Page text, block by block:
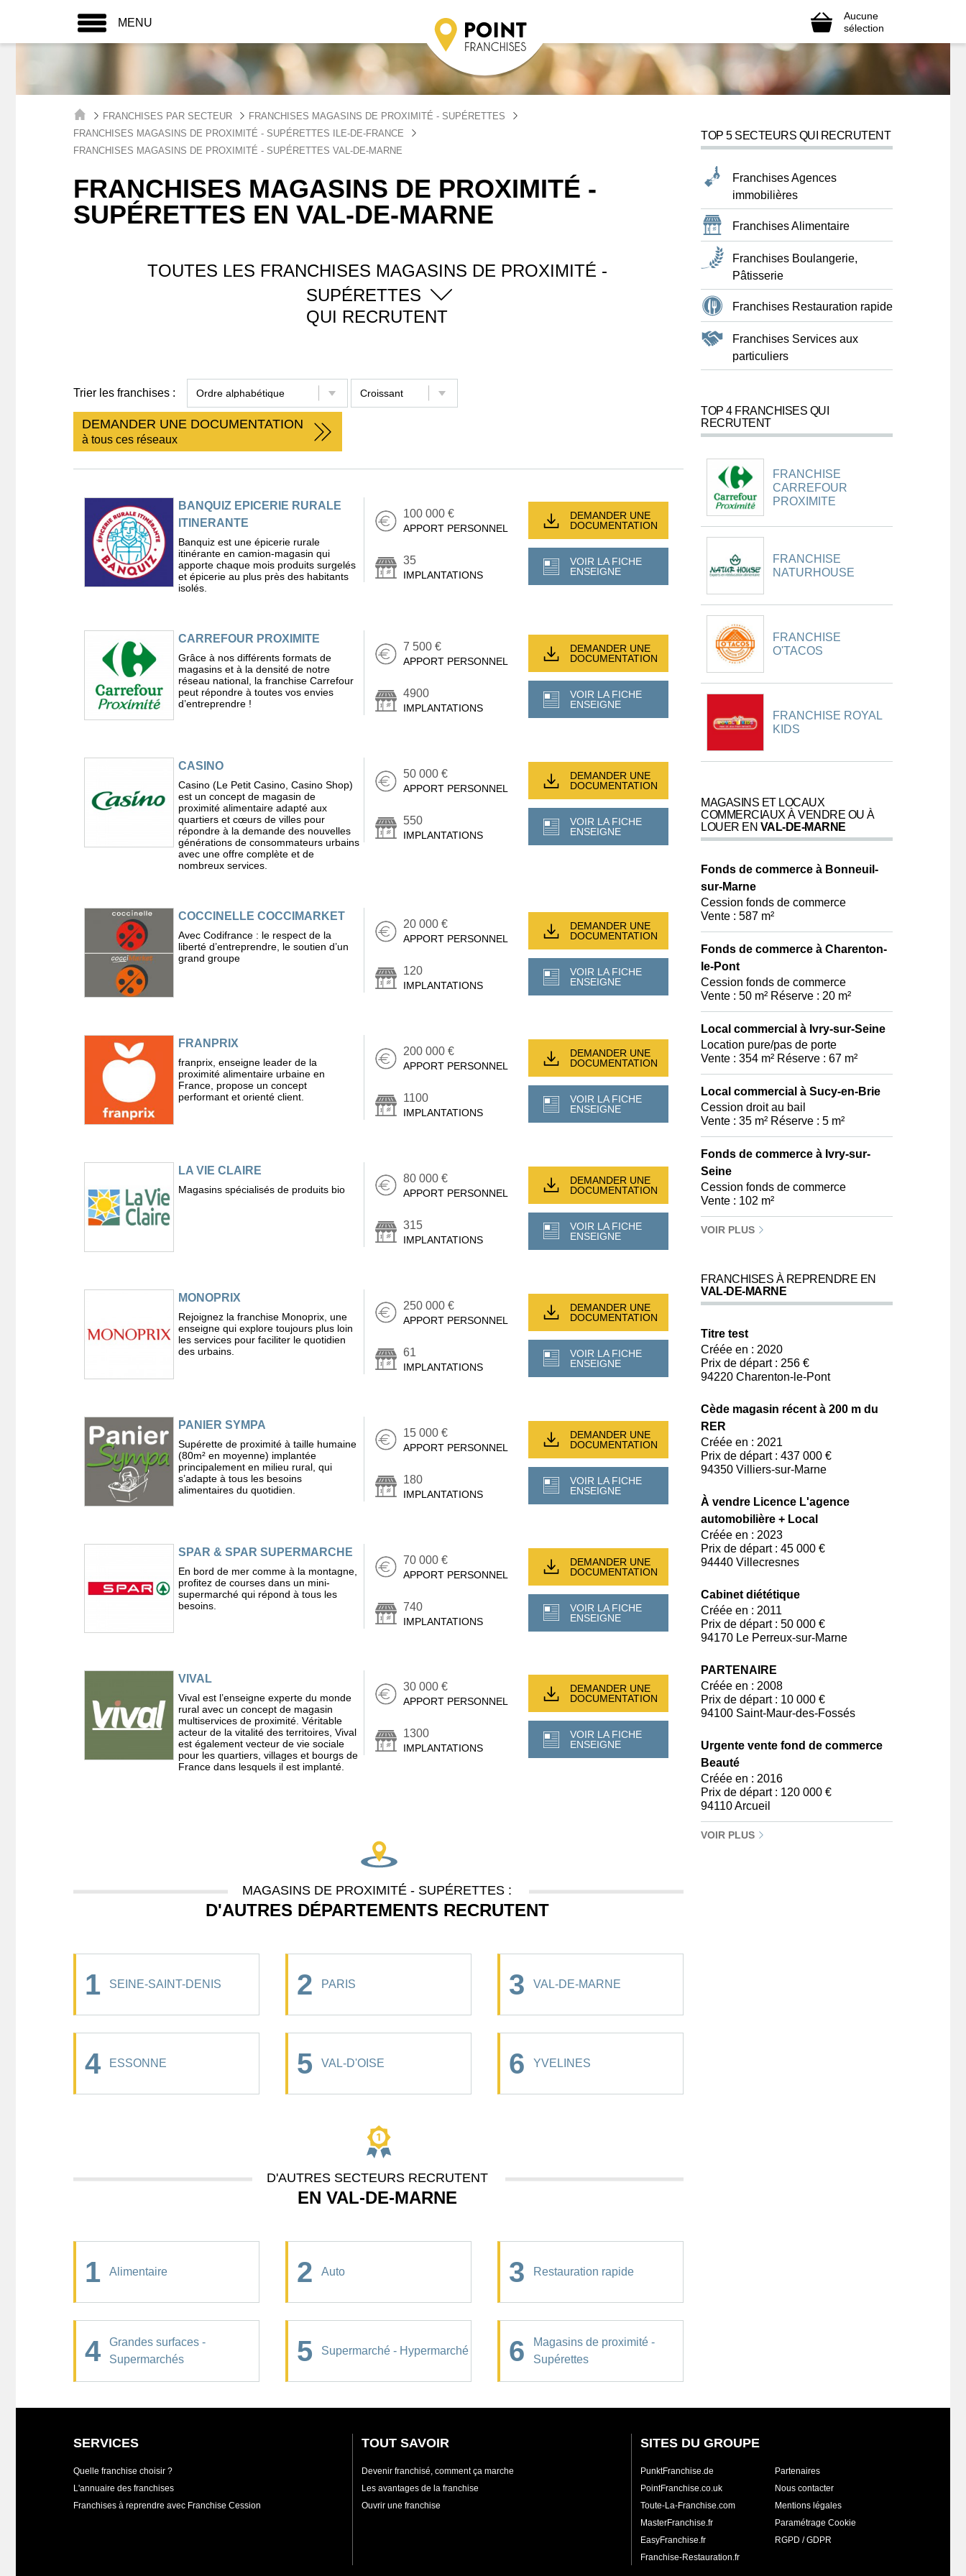
MENU
Aucune
sélection
FRANCHISES PAR SECTEUR
FRANCHISES MAGASINS DE PROXIMITÉ - SUPÉRETTES
FRANCHISES MAGASINS DE PROXIMITÉ - SUPÉRETTES ILE-DE-FRANCE
FRANCHISES MAGASINS DE PROXIMITÉ - SUPÉRETTES VAL-DE-MARNE
FRANCHISES MAGASINS DE PROXIMITÉ -
SUPÉRETTES EN VAL-DE-MARNE
TOUTES LES FRANCHISES MAGASINS DE PROXIMITÉ -
SUPÉRETTES
QUI RECRUTENT
Trier les franchises :
DEMANDER UNE DOCUMENTATION
à tous ces réseaux
BANQUIZ EPICERIE RURALE
ITINERANTE
Banquiz est une épicerie rurale
itinérante en camion-magasin qui
apporte chaque mois produits surgelés
et épicerie au plus près des habitants
isolés.
100 000 €
APPORT PERSONNEL
35
IMPLANTATIONS
DEMANDER UNE
DOCUMENTATION
VOIR LA FICHE
ENSEIGNE
CARREFOUR PROXIMITE
Grâce à nos différents formats de
magasins et à la densité de notre
réseau national, la franchise Carrefour
peut répondre à toutes vos envies
d’entreprendre !
7 500 €
APPORT PERSONNEL
4900
IMPLANTATIONS
DEMANDER UNE
DOCUMENTATION
VOIR LA FICHE
ENSEIGNE
CASINO
Casino (Le Petit Casino, Casino Shop)
est un concept de magasin de
proximité alimentaire adapté aux
quartiers et cœurs de villes pour
répondre à la demande des nouvelles
générations de consommateurs urbains
avec une offre complète et de
nombreux services.
50 000 €
APPORT PERSONNEL
550
IMPLANTATIONS
DEMANDER UNE
DOCUMENTATION
VOIR LA FICHE
ENSEIGNE
COCCINELLE COCCIMARKET
Avec Codifrance : le respect de la
liberté d’entreprendre, le soutien d’un
grand groupe
20 000 €
APPORT PERSONNEL
120
IMPLANTATIONS
DEMANDER UNE
DOCUMENTATION
VOIR LA FICHE
ENSEIGNE
FRANPRIX
franprix, enseigne leader de la
proximité alimentaire urbaine en
France, propose un concept
performant et orienté client.
200 000 €
APPORT PERSONNEL
1100
IMPLANTATIONS
DEMANDER UNE
DOCUMENTATION
VOIR LA FICHE
ENSEIGNE
LA VIE CLAIRE
Magasins spécialisés de produits bio
80 000 €
APPORT PERSONNEL
315
IMPLANTATIONS
DEMANDER UNE
DOCUMENTATION
VOIR LA FICHE
ENSEIGNE
MONOPRIX
Rejoignez la franchise Monoprix, une
enseigne qui explore toujours plus loin
les services pour faciliter le quotidien
des urbains.
250 000 €
APPORT PERSONNEL
61
IMPLANTATIONS
DEMANDER UNE
DOCUMENTATION
VOIR LA FICHE
ENSEIGNE
PANIER SYMPA
Supérette de proximité à taille humaine
(80m² en moyenne) implantée
principalement en milieu rural, qui
s’adapte à tous les besoins
alimentaires du quotidien.
15 000 €
APPORT PERSONNEL
180
IMPLANTATIONS
DEMANDER UNE
DOCUMENTATION
VOIR LA FICHE
ENSEIGNE
SPAR & SPAR SUPERMARCHE
En bord de mer comme à la montagne,
profitez de courses dans un mini-
supermarché qui répond à tous les
besoins.
70 000 €
APPORT PERSONNEL
740
IMPLANTATIONS
DEMANDER UNE
DOCUMENTATION
VOIR LA FICHE
ENSEIGNE
VIVAL
Vival est l’enseigne experte du monde
rural avec un concept de magasin
multiservices de proximité. Véritable
acteur de la vitalité des territoires, Vival
est également vecteur de vie sociale
pour les quartiers, villages et bourgs de
France dans lesquels il est implanté.
30 000 €
APPORT PERSONNEL
1300
IMPLANTATIONS
DEMANDER UNE
DOCUMENTATION
VOIR LA FICHE
ENSEIGNE
MAGASINS DE PROXIMITÉ - SUPÉRETTES :
D'AUTRES DÉPARTEMENTS RECRUTENT
1 SEINE-SAINT-DENIS 2 PARIS 3 VAL-DE-MARNE
4 ESSONNE 5 VAL-D'OISE 6 YVELINES
D'AUTRES SECTEURS RECRUTENT
EN VAL-DE-MARNE
1 Alimentaire 2 Auto 3 Restauration rapide
4
Grandes surfaces -
Supermarchés
5 Supermarché - Hypermarché 6
Magasins de proximité -
Supérettes
TOP 5 SECTEURS QUI RECRUTENT
Franchises Agences
immobilières
Franchises Alimentaire
Franchises Boulangerie,
Pâtisserie
Franchises Restauration rapide
Franchises Services aux
particuliers
TOP 4 FRANCHISES QUI
RECRUTENT
FRANCHISE
CARREFOUR
PROXIMITE
FRANCHISE
NATURHOUSE
FRANCHISE
O'TACOS
FRANCHISE ROYAL
KIDS
MAGASINS ET LOCAUX
COMMERCIAUX À VENDRE OU À
LOUER EN VAL-DE-MARNE
Fonds de commerce à Bonneuil-
sur-Marne
Cession fonds de commerce
Vente : 587 m²
Fonds de commerce à Charenton-
le-Pont
Cession fonds de commerce
Vente : 50 m² Réserve : 20 m²
Local commercial à Ivry-sur-Seine
Location pure/pas de porte
Vente : 354 m² Réserve : 67 m²
Local commercial à Sucy-en-Brie
Cession droit au bail
Vente : 35 m² Réserve : 5 m²
Fonds de commerce à Ivry-sur-
Seine
Cession fonds de commerce
Vente : 102 m²
VOIR PLUS
FRANCHISES À REPRENDRE EN
VAL-DE-MARNE
Titre test
Créée en : 2020
Prix de départ : 256 €
94220 Charenton-le-Pont
Cède magasin récent à 200 m du
RER
Créée en : 2021
Prix de départ : 437 000 €
94350 Villiers-sur-Marne
À vendre Licence L'agence
automobilière + Local
Créée en : 2023
Prix de départ : 45 000 €
94440 Villecresnes
Cabinet diététique
Créée en : 2011
Prix de départ : 50 000 €
94170 Le Perreux-sur-Marne
PARTENAIRE
Créée en : 2008
Prix de départ : 10 000 €
94100 Saint-Maur-des-Fossés
Urgente vente fond de commerce
Beauté
Créée en : 2016
Prix de départ : 120 000 €
94110 Arcueil
VOIR PLUS
SERVICES
Quelle franchise choisir ?
L'annuaire des franchises
Franchises à reprendre avec Franchise Cession
TOUT SAVOIR
Devenir franchisé, comment ça marche
Les avantages de la franchise
Ouvrir une franchise
SITES DU GROUPE
PunktFranchise.de
PointFranchise.co.uk
Toute-La-Franchise.com
MasterFranchise.fr
EasyFranchise.fr
Franchise-Restauration.fr
Partenaires
Nous contacter
Mentions légales
Paramétrage Cookie
RGPD / GDPR